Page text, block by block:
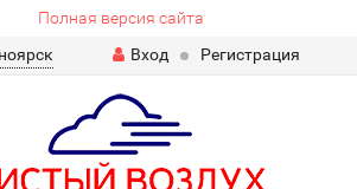
Полная версия сайта
Вход Регистрация